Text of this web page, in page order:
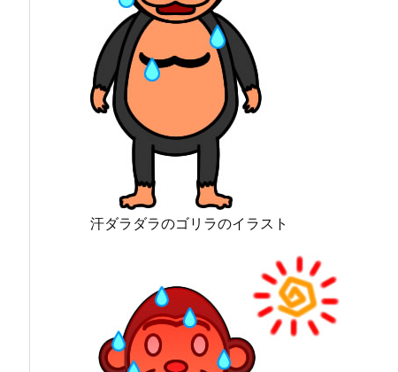
汗ダラダラのゴリラのイラスト